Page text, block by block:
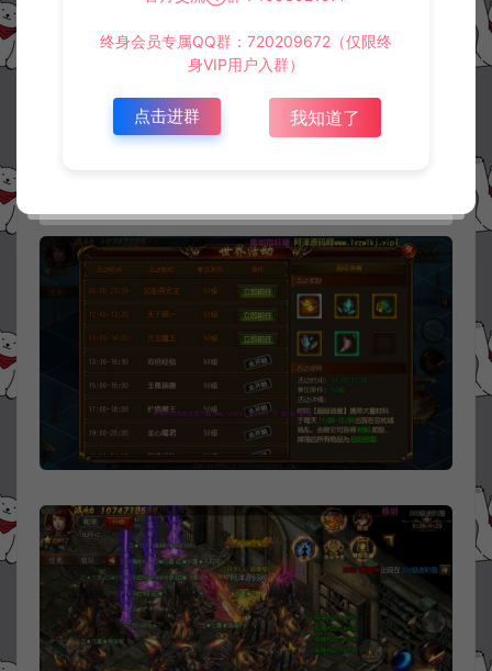
终身会员专属QQ群：720209672（仅限终
身VIP用户入群）
点击进群 我知道了